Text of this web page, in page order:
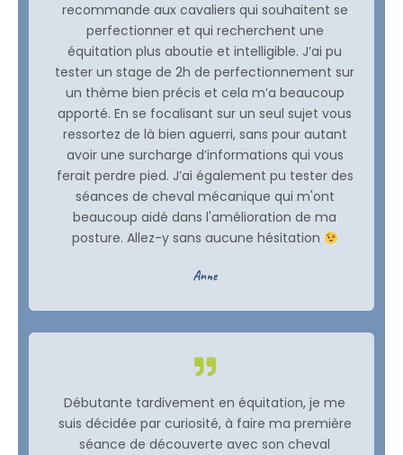
recommande aux cavaliers qui souhaitent se
perfectionner et qui recherchent une
équitation plus aboutie et intelligible. J’ai pu
tester un stage de 2h de perfectionnement sur
un thème bien précis et cela m’a beaucoup
apporté. En se focalisant sur un seul sujet vous
ressortez de là bien aguerri, sans pour autant
avoir une surcharge d’informations qui vous
ferait perdre pied. J’ai également pu tester des
séances de cheval mécanique qui m'ont
beaucoup aidé dans l'amélioration de ma
posture. Allez-y sans aucune hésitation
Anne
Débutante tardivement en équitation, je me
suis décidée par curiosité, à faire ma première
séance de découverte avec son cheval